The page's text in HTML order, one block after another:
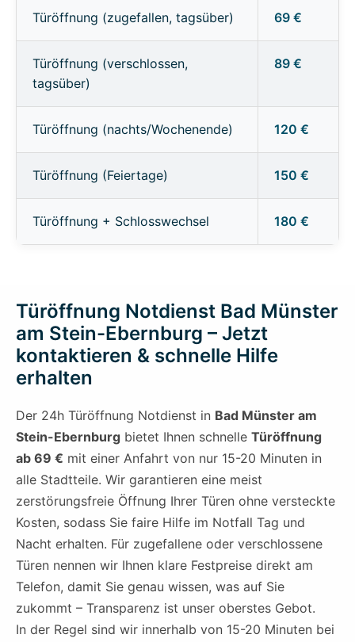
Türöffnung (zugefallen, tagsüber) 69 €
Türöffnung (verschlossen,
tagsüber)
89 €
Türöffnung (nachts/Wochenende) 120 €
Türöffnung (Feiertage) 150 €
Türöffnung + Schlosswechsel 180 €
Türöffnung Notdienst Bad Münster
am Stein-Ebernburg – Jetzt
kontaktieren & schnelle Hilfe
erhalten
Der 24h Türöffnung Notdienst in Bad Münster am
Stein-Ebernburg bietet Ihnen schnelle Türöffnung
ab 69 € mit einer Anfahrt von nur 15-20 Minuten in
alle Stadtteile. Wir garantieren eine meist
zerstörungsfreie Öffnung Ihrer Türen ohne versteckte
Kosten, sodass Sie faire Hilfe im Notfall Tag und
Nacht erhalten. Für zugefallene oder verschlossene
Türen nennen wir Ihnen klare Festpreise direkt am
Telefon, damit Sie genau wissen, was auf Sie
zukommt – Transparenz ist unser oberstes Gebot.
In der Regel sind wir innerhalb von 15-20 Minuten bei